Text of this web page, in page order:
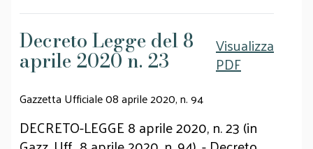
Decreto Legge del 8
aprile 2020 n. 23
Visualizza
PDF
Gazzetta Ufficiale 08 aprile 2020, n. 94
DECRETO-LEGGE 8 aprile 2020, n. 23 (in